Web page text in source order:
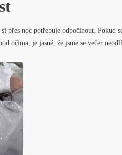
přes noc potřebuje odpočinout. Pokud
očima, je jasné, že jsme se večer